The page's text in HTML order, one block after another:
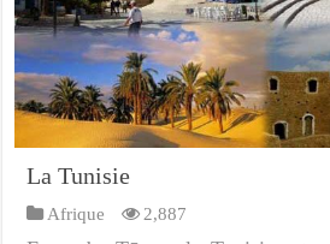
La Tunisie
Afrique 2,887